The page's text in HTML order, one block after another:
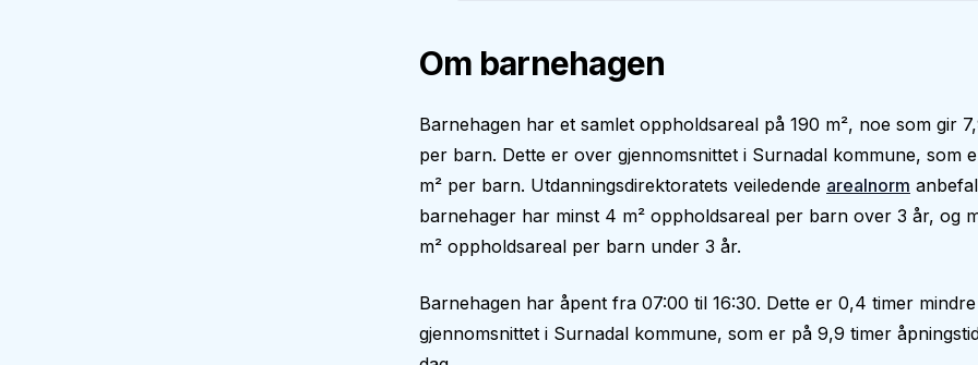
Om barnehagen
Barnehagen har et samlet oppholdsareal på 190 m², noe som gir
per barn. Dette er over gjennomsnittet i Surnadal kommune, som
m² per barn. Utdanningsdirektoratets veiledende arealnorm
barnehager har minst 4 m² oppholdsareal per barn over 3 år, og
m² oppholdsareal per barn under 3 år.
Barnehagen har åpent fra 07:00 til 16:30. Dette er 0,4 timer
gjennomsnittet i Surnadal kommune, som er på 9,9 timer